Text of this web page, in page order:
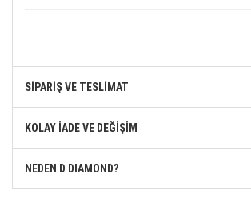
SİPARİŞ VE TESLİMAT
KOLAY İADE VE DEĞİŞİM
NEDEN D DIAMOND?